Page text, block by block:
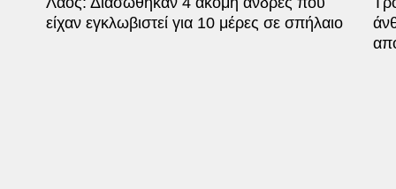
είχαν εγκλωβιστεί για 10 μέρες σε σπήλαιο